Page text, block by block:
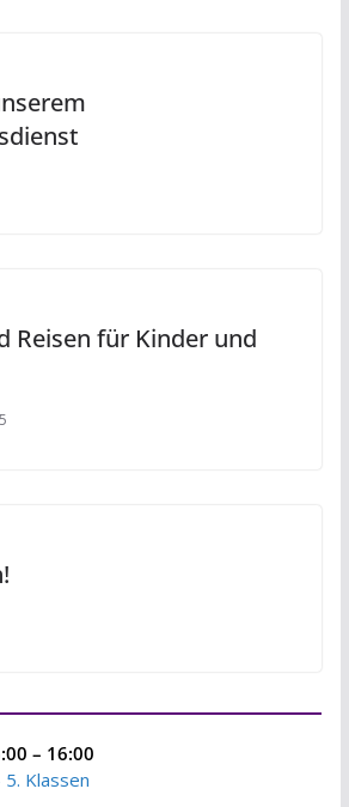
Reisen für Kinder und
– 16:00
Klassen